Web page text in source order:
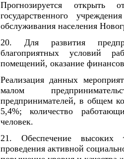
Прогнозируется открыть
государственного
обслуживания населения
20. Для развития
благоприятных условий
помещений, оказание
Реализация данных
малом
предпринимателей, в общем
5,4%; количество
человек.
21. Обеспечение высоких
проведения активной